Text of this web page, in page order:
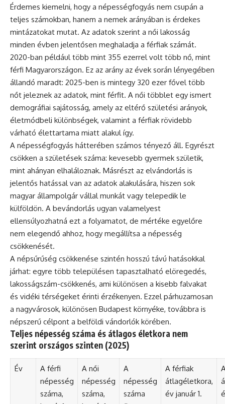
Érdemes kiemelni, hogy a népességfogyás nem csupán a
teljes számokban, hanem a nemek arányában is érdekes
mintázatokat mutat. Az adatok szerint a női lakosság
minden évben jelentősen meghaladja a férfiak számát.
2020-ban például több mint 355 ezerrel volt több nő, mint
férfi Magyarországon. Ez az arány az évek során lényegében
állandó maradt: 2025-ben is mintegy 320 ezer fővel több
nőt jeleznek az adatok, mint férfit. A női többlet egy ismert
demográfiai sajátosság, amely az eltérő születési arányok,
életmódbeli különbségek, valamint a férfiak rövidebb
várható élettartama miatt alakul így.
A népességfogyás hátterében számos tényező áll. Egyrészt
csökken a születések száma: kevesebb gyermek születik,
mint ahányan elhaláloznak. Másrészt az elvándorlás is
jelentős hatással van az adatok alakulására, hiszen sok
magyar állampolgár vállal munkát vagy telepedik le
külföldön. A bevándorlás ugyan valamelyest
ellensúlyozhatná ezt a folyamatot, de mértéke egyelőre
nem elegendő ahhoz, hogy megállítsa a népesség
csökkenését.
A népsűrűség csökkenése szintén hosszú távú hatásokkal
járhat: egyre több településen tapasztalható elöregedés,
lakosságszám-csökkenés, ami különösen a kisebb falvakat
és vidéki térségeket érinti érzékenyen. Ezzel párhuzamosan
a nagyvárosok, különösen Budapest környéke, továbbra is
népszerű célpont a belföldi vándorlók körében.
Teljes népesség száma és átlagos életkora nem
szerint országos szinten (2025)
Év
A férfi
népesség
száma,
A női
népesség
száma,
A
népesség
száma
A férfiak
átlagéletkora,
év január 1.